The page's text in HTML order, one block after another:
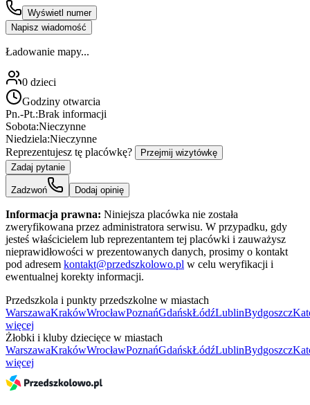
Wyświetl numer
Napisz wiadomość
Ładowanie mapy...
0 dzieci
Godziny otwarcia
Pn.-Pt.:Brak informacji
Sobota:Nieczynne
Niedziela:Nieczynne
Reprezentujesz tę placówkę?
Przejmij wizytówkę
Zadaj pytanie
Zadzwoń Dodaj opinię
Informacja prawna: Niniejsza placówka nie została
zweryfikowana przez administratora serwisu. W przypadku, gdy
jesteś właścicielem lub reprezentantem tej placówki i zauważysz
nieprawidłowości w prezentowanych danych, prosimy o kontakt
pod adresem kontakt@przedszkolowo.pl w celu weryfikacji i
ewentualnej korekty informacji.
Przedszkola i punkty przedszkolne w miastach
WarszawaKrakówWrocławPoznańGdańskŁódźLublinBydgoszcz
więcej
Żłobki i kluby dziecięce w miastach
WarszawaKrakówWrocławPoznańGdańskŁódźLublinBydgoszcz
więcej